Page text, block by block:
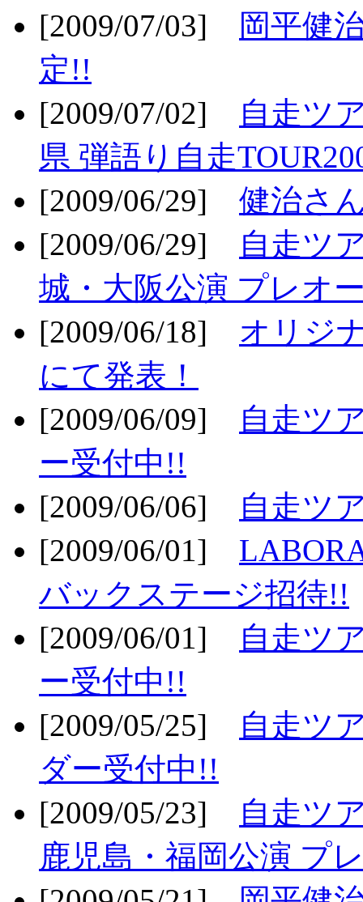
[2009/07/03]
岡平健
定!!
[2009/07/02]
自走ツ
県 弾語り自走
[2009/06/29] 健治さ
[2009/06/29]
自走ツ
城・大阪公演 プレオ
[2009/06/18] オリジ
にて発表！
[2009/06/09]
自走ツ
ー受付中!!
[2009/06/06]
自走ツ
[2009/06/01]
バックステージ招待!!
[2009/06/01]
自走ツ
ー受付中!!
[2009/05/25]
自走ツ
ダー受付中!!
[2009/05/23]
自走ツ
鹿児島・福岡公演 プ